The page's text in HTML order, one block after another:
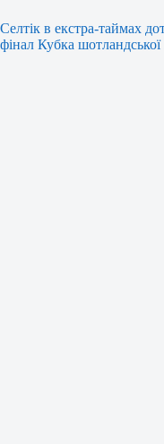
Селтік в екстра-таймах
фінал Кубка шотландської